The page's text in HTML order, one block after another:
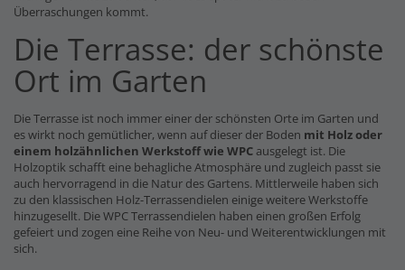
Überraschungen kommt.
Die Terrasse: der schönste
Ort im Garten
Die Terrasse ist noch immer einer der schönsten Orte im Garten und
es wirkt noch gemütlicher, wenn auf dieser der Boden mit Holz oder
einem holzähnlichen Werkstoff wie WPCausgelegt ist. Die
Holzoptik schafft eine behagliche Atmosphäre und zugleich passt sie
auch hervorragend in die Natur des Gartens. Mittlerweile haben sich
zu den klassischen Holz-Terrassendielen einige weitere Werkstoffe
hinzugesellt. Die WPC Terrassendielen haben einen großen Erfolg
gefeiert und zogen eine Reihe von Neu- und Weiterentwicklungen mit
sich.